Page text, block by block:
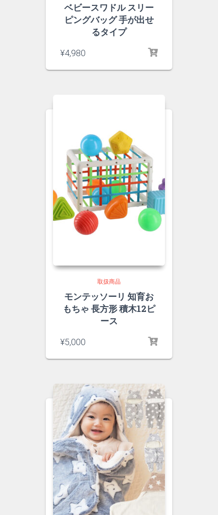
ベビースワドル スリー
ピングバッグ 手が出せ
るタイプ
¥4,980
取扱商品
モンテッソーリ 知育お
もちゃ 長方形 積木12ピ
ース
¥5,000